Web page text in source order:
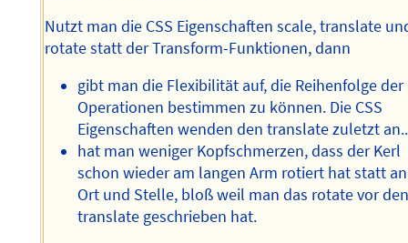
Nutzt man die CSS Eigenschaften scale, translate
rotate statt der Transform-Funktionen, dann
gibt man die Flexibilität auf, die Reihenfolge der
Operationen bestimmen zu können. Die CSS
Eigenschaften wenden den translate zuletzt an..
hat man weniger Kopfschmerzen, dass der Kerl
schon wieder am langen Arm rotiert hat statt an
Ort und Stelle, bloß weil man das rotate vor den
translate geschrieben hat.